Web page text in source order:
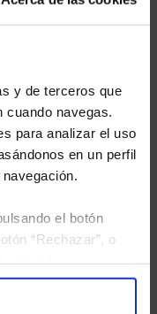
y de terceros que
navegas.
para analizar el uso
en un perfil
el botón
“Rechazar”, o
y consiento el